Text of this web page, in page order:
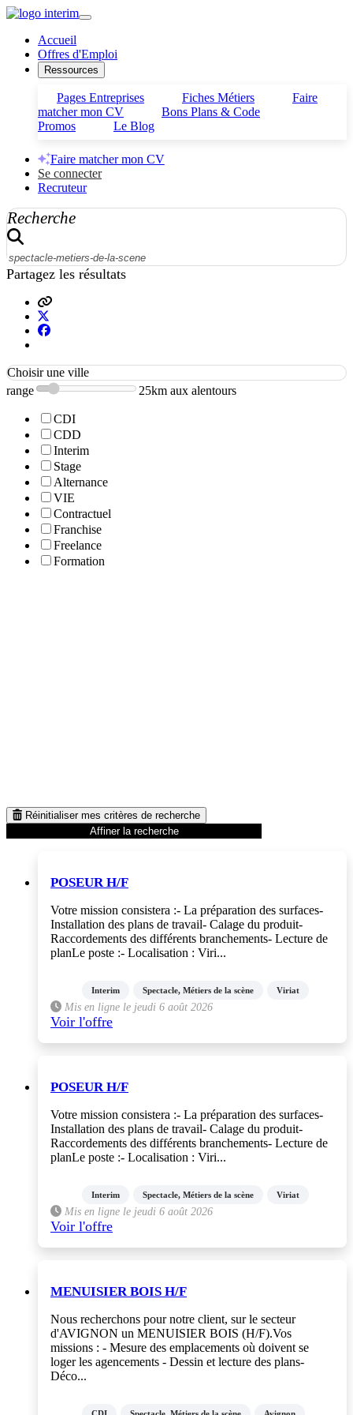
Accueil
Offres d'Emploi
Ressources
Pages Entreprises Fiches Métiers
Faire
matcher mon CV
Bons Plans & Code
Promos
Le Blog
Faire matcher mon CV
Se connecter
Recruteur
Recherche
Partagez les résultats
Choisir une ville
range
25km aux alentours
CDI
CDD
Interim
Stage
Alternance
VIE
Contractuel
Franchise
Freelance
Formation
Réinitialiser mes critères de recherche
Affiner la recherche
POSEUR H/F
Votre mission consistera :- La préparation des surfaces-
Installation des plans de travail- Calage du produit-
Raccordements des différents branchements- Lecture de
planLe poste :- Localisation : Viri...
Interim Spectacle, Métiers de la scène Viriat
Mis en ligne le jeudi 6 août 2026
Voir l'offre
POSEUR H/F
Votre mission consistera :- La préparation des surfaces-
Installation des plans de travail- Calage du produit-
Raccordements des différents branchements- Lecture de
planLe poste :- Localisation : Viri...
Interim Spectacle, Métiers de la scène Viriat
Mis en ligne le jeudi 6 août 2026
Voir l'offre
MENUISIER BOIS H/F
Nous recherchons pour notre client, sur le secteur
d'AVIGNON un MENUISIER BOIS (H/F).Vos
missions : - Mesure des emplacements où doivent se
loger les agencements - Dessin et lecture des plans-
Déco...